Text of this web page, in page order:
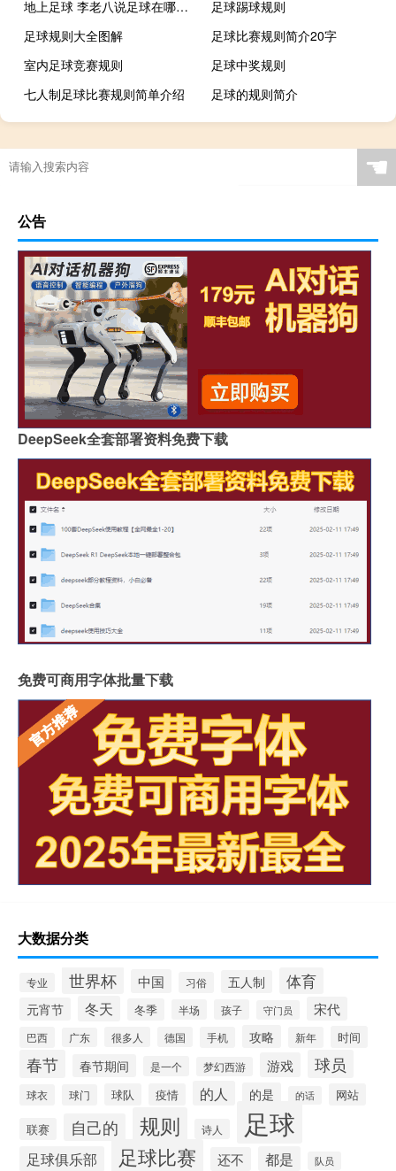
地上足球 李老八说足球在哪看什么梗
足球踢球规则
足球规则大全图解
足球比赛规则简介20字
室内足球竞赛规则
足球中奖规则
七人制足球比赛规则简单介绍
足球的规则简介
足球加时规则
踢足球的比赛规则
五人制足球 规则
最新足球规则
足球规则详解
火焰纹章fc攻略
御龙在天橙色副将（御龙在天将牌）
南宁春节外地车限行吗
足球规则全部详细
世界杯足球规则全部详细
360直播足球
足球比赛在线直播观看
☚
公告
DeepSeek全套部署资料免费下载
免费可商用字体批量下载
大数据分类
专业 世界杯 中国 习俗 五人制 体育
元宵节 冬天 冬季 半场 孩子 守门员 宋代
巴西 广东 很多人 德国 手机 攻略 新年 时间
春节 春节期间 是一个 梦幻西游 游戏 球员
球衣 球门 球队 疫情 的人 的是 的话 网站
联赛 自己的 规则 诗人 足球
足球俱乐部 足球比赛 还不 都是 队员